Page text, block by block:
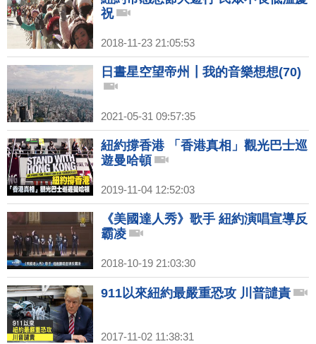
祝
2018-11-23 21:05:53
日晝星空望帝州┃我的音樂想想(70)
2021-05-31 09:57:35
紐約撐香港 「香港真相」觀光巴士巡
遊曼哈頓
2019-11-04 12:52:03
《美國達人秀》歌手 紐約演唱宣導反
霸凌
2018-10-19 21:03:30
911以來紐約最嚴重恐攻 川普譴責
2017-11-02 11:38:31